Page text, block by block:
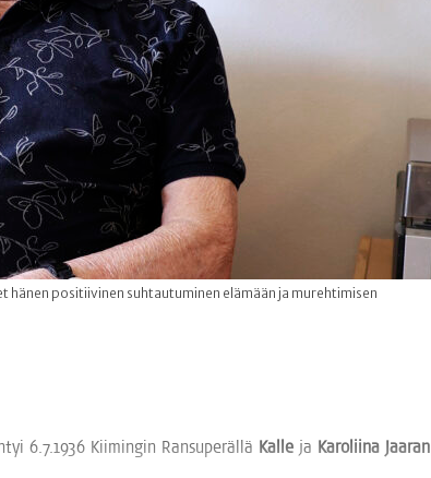
positiivinen suhtautuminen elämään ja murehtimisen
6.7.1936 Kii­min­gin Ran­su­pe­räl­lä Kal­le ja Karo­lii­na Jaa­ran